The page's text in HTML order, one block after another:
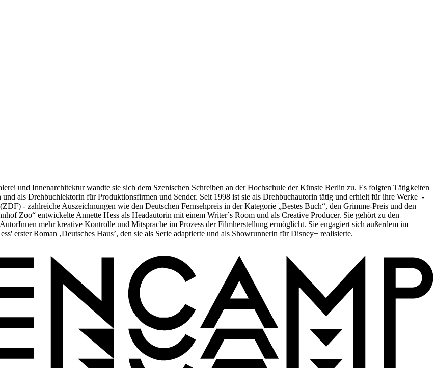
und Innenarchitektur wandte sie sich dem Szenischen Schreiben an der Hochschule der Künste Berlin zu. Es folgten Tätigkeiten
als Drehbuchlektorin für Produktionsfirmen und Sender. Seit 1998 ist sie als Drehbuchautorin tätig und erhielt für ihre Werke -
- zahlreiche Auszeichnungen wie den Deutschen Fernsehpreis in der Kategorie „Bestes Buch“, den Grimme-Preis und den
Zoo“ entwickelte Annette Hess als Headautorin mit einem Writer´s Room und als Creative Producer. Sie gehört zu den
mehr kreative Kontrolle und Mitsprache im Prozess der Filmherstellung ermöglicht. Sie engagiert sich außerdem im
erster Roman ‚Deutsches Haus’, den sie als Serie adaptierte und als Showrunnerin für Disney+ realisierte.